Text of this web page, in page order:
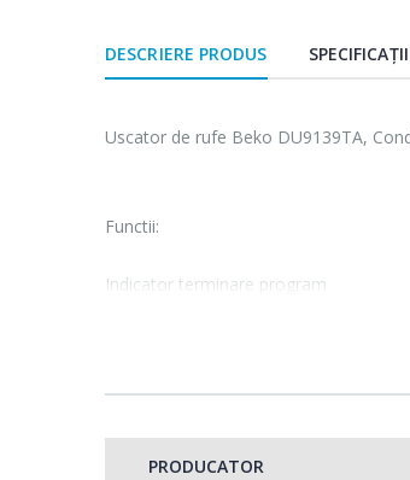
DESCRIERE PRODUS SPECIFICAȚII
Uscator de rufe Beko DU9139TA,
Functii:
Indicator terminare program
Status program
Timp ramas
PRODUCATOR